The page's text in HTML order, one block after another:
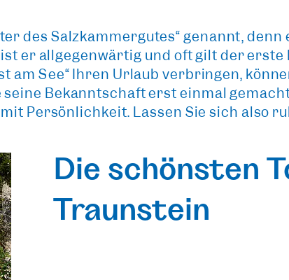
des Salzkammergutes“genannt, denn
er allgegenwärtig und oft gilt der erste
am See“ Ihren Urlaub verbringen,
Bekanntschaft erst einmal
Persönlichkeit. Lassen Sie sich also
Die schönsten
Traunstein